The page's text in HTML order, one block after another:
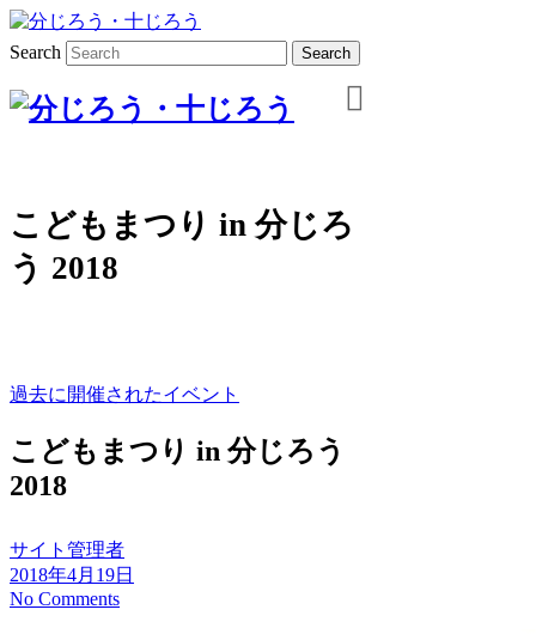
Search
こどもまつり in 分じろ
う 2018
過去に開催されたイベント
こどもまつり in 分じろう
2018
サイト管理者
2018年4月19日
No Comments